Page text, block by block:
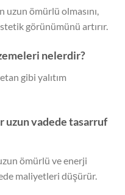
uzun ömürlü olmasını,
görünümünü artırır.
nelerdir?
gibi yalıtım
uzun vadede tasarruf
ömürlü ve enerji
maliyetleri düşürür.